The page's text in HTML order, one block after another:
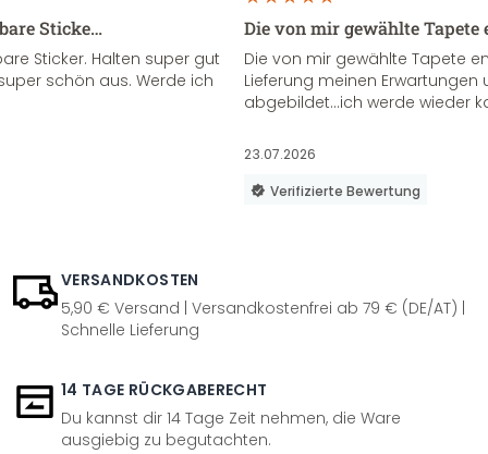
Sticke…
Sticker. Halten super gut
schön aus. Werde ich
Die von mir gewählte
Die von mir gewählte Tapete
Lieferung meinen Erwartungen
abgebildet...ich werde wieder
23.07.2026
Verifizierte Bewertung
VERSANDKOSTEN
5,90 € Versand | Versandkostenfrei ab 79 € (DE/AT) |
Schnelle Lieferung
14 TAGE RÜCKGABERECHT
Du kannst dir 14 Tage Zeit nehmen, die Ware
ausgiebig zu begutachten.